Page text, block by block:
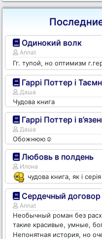
Одинокий волк
Annat
Гг. тупой, но оптимизм
Гаррі Поттер і
Даша
Чудова книга
Гаррі Поттер і
Даша
Обожнюю☺️
Любовь в полдень
Илона
чудова книга, як і
Сердечный договор
Annat
Необычный роман без
такие красивые, умные,
Непонятная история, но